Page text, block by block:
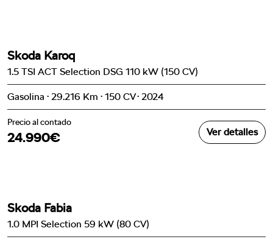
Skoda Karoq
1.5 TSI ACT Selection DSG 110 kW (150 CV)
Gasolina · 29.216 Km · 150 CV · 2024
Precio al contado
24.990€ Ver detalles
Skoda Fabia
1.0 MPI Selection 59 kW (80 CV)